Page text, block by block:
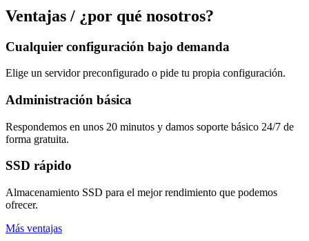
Ventajas / ¿por qué nosotros?
Cualquier configuración bajo demanda
Elige un servidor preconfigurado o pide tu propia configuración.
Administración básica
Respondemos en unos 20 minutos y damos soporte básico 24/7 de
forma gratuita.
SSD rápido
Almacenamiento SSD para el mejor rendimiento que podemos
ofrecer.
Más ventajas